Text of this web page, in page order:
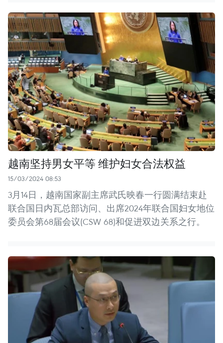
越南坚持男女平等 维护妇女合法权益
15/03/2024 08:53
3月14日，越南国家副主席武氏映春一行圆满结束赴
联合国日内瓦总部访问、出席2024年联合国妇女地位
委员会第68届会议(CSW 68)和促进双边关系之行。